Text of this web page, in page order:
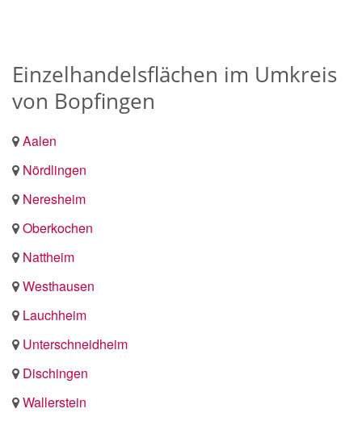
Einzelhandelsflächen im Umkreis
von Bopfingen
Aalen
Nördlingen
Neresheim
Oberkochen
Nattheim
Westhausen
Lauchheim
Unterschneidheim
Dischingen
Wallerstein